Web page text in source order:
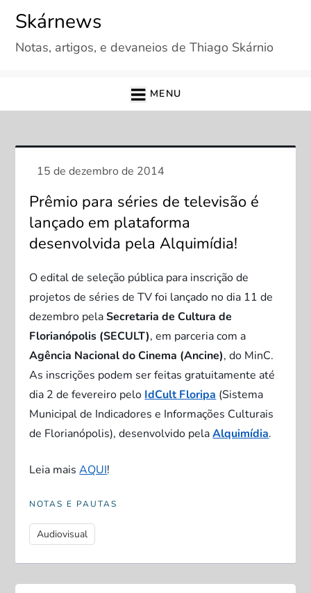
content
Skárnews
Notas, artigos, e devaneios de Thiago Skárnio
MENU
Prêmio para séries de televisão é
lançado em plataforma
desenvolvida pela Alquimídia!
O edital de seleção pública para inscrição de
projetos de séries de TV foi lançado no dia 11 de
dezembro pelaSecretaria de Cultura de
Florianópolis (SECULT), em parceria com a
Agência Nacional do Cinema (Ancine), do MinC.
As inscrições podem ser feitas gratuitamente até
dia 2 de fevereiro pelo IdCult Floripa (Sistema
Municipal de Indicadores e Informações Culturais
de Florianópolis), desenvolvido pelaAlquimídia.
Leia maisAQUI!
NOTAS E PAUTAS
Audiovisual